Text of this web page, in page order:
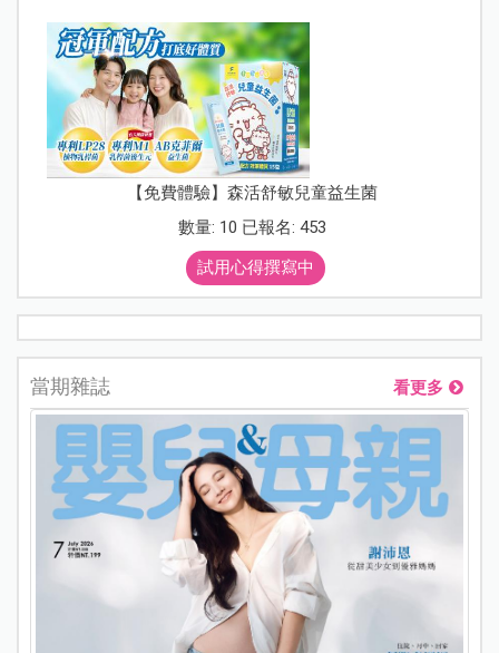
【免費體驗】森活舒敏兒童益生菌
數量: 10 已報名: 453
試用心得撰寫中
當期雜誌 看更多